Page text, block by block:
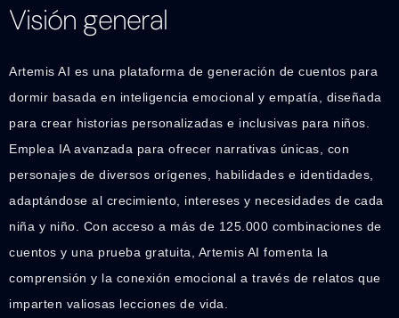
Visión general
Artemis AI es una plataforma de generación de cuentos para
dormir basada en inteligencia emocional y empatía, diseñada
para crear historias personalizadas e inclusivas para niños.
Emplea IA avanzada para ofrecer narrativas únicas, con
personajes de diversos orígenes, habilidades e identidades,
adaptándose al crecimiento, intereses y necesidades de cada
niña y niño. Con acceso a más de 125.000 combinaciones de
cuentos y una prueba gratuita, Artemis AI fomenta la
comprensión y la conexión emocional a través de relatos que
imparten valiosas lecciones de vida.